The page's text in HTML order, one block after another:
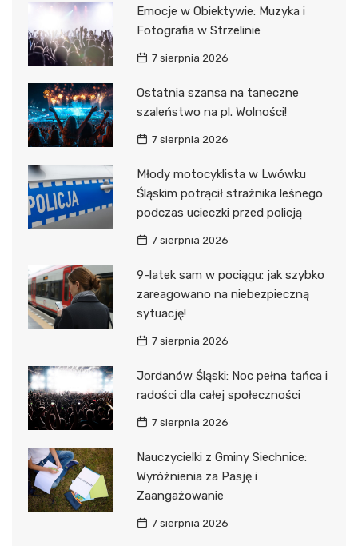
Emocje w Obiektywie: Muzyka i
Fotografia w Strzelinie
7 sierpnia 2026
Ostatnia szansa na taneczne
szaleństwo na pl. Wolności!
7 sierpnia 2026
Młody motocyklista w Lwówku
Śląskim potrącił strażnika leśnego
podczas ucieczki przed policją
7 sierpnia 2026
9-latek sam w pociągu: jak szybko
zareagowano na niebezpieczną
sytuację!
7 sierpnia 2026
Jordanów Śląski: Noc pełna tańca i
radości dla całej społeczności
7 sierpnia 2026
Nauczycielki z Gminy Siechnice:
Wyróżnienia za Pasję i
Zaangażowanie
7 sierpnia 2026